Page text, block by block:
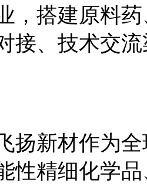
，搭建原料
接、技术交
扬新材作为
性精细化学